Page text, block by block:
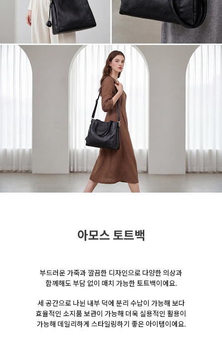
아모스 토트백
부드러운 가죽과 깔끔한 디자인으로 다양한 의상과
함께해도 부담 없이 매치 가능한 토트백이에요.
세 공간으로 나뉜 내부 덕에 분리 수납이 가능해 보다
효율적인 소지품 보관이 가능해 더욱 실용적인 활용이
가능해 데일리하게 스타일링하기 좋은 아이템이에요.